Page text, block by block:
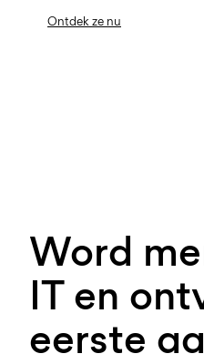
Ontdek ze nu
Word
IT en
eerste